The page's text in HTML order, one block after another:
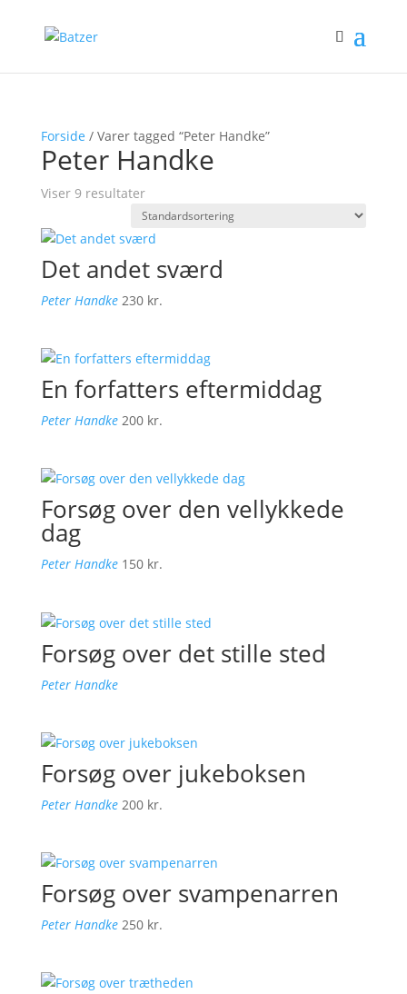
Forside / Varer tagged “Peter Handke”
Peter Handke
Viser 9 resultater
Det andet sværd
Peter Handke 230 kr.
En forfatters eftermiddag
Peter Handke 200 kr.
Forsøg over den vellykkede
dag
Peter Handke 150 kr.
Forsøg over det stille sted
Peter Handke
Forsøg over jukeboksen
Peter Handke 200 kr.
Forsøg over svampenarren
Peter Handke 250 kr.